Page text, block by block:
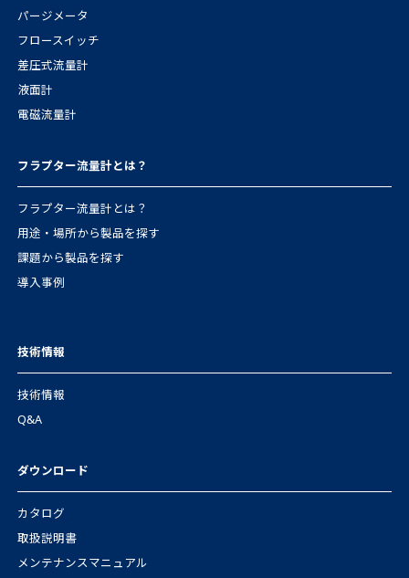
パージメータ
フロースイッチ
差圧式流量計
液面計
電磁流量計
フラプター流量計とは？
フラプター流量計とは？
用途・場所から製品を探す
課題から製品を探す
導入事例
技術情報
技術情報
Q&A
ダウンロード
カタログ
取扱説明書
メンテナンスマニュアル